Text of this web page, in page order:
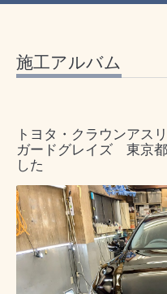
施工アルバム
トヨタ・クラウンアス
ガードグレイズ 東京
した